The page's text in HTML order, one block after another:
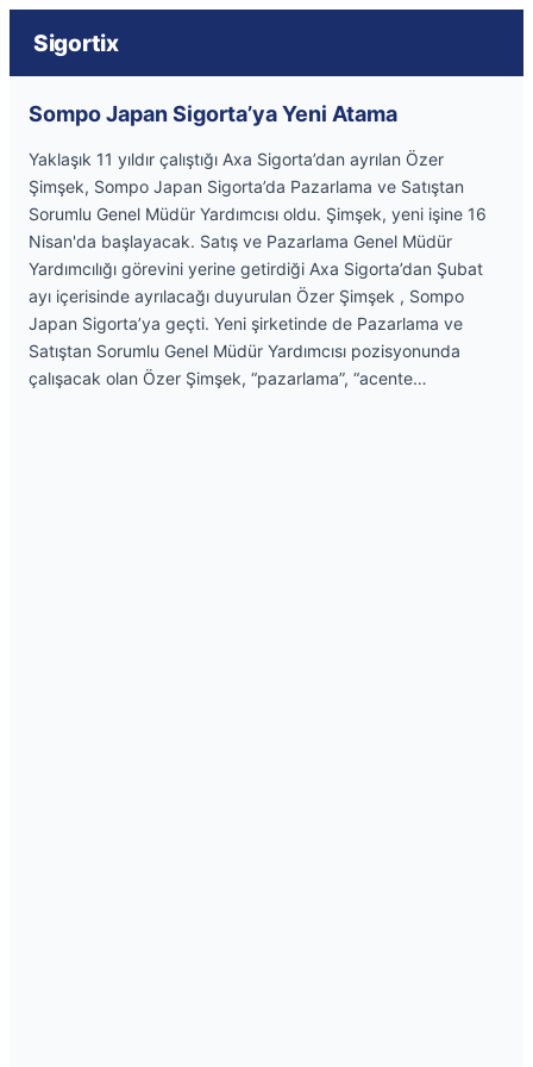
Sigortix
Sompo Japan Sigorta’ya Yeni Atama
Yaklaşık 11 yıldır çalıştığı Axa Sigorta’dan ayrılan Özer
Şimşek, Sompo Japan Sigorta’da Pazarlama ve Satıştan
Sorumlu Genel Müdür Yardımcısı oldu. Şimşek, yeni işine 16
Nisan'da başlayacak. Satış ve Pazarlama Genel Müdür
Yardımcılığı görevini yerine getirdiği Axa Sigorta’dan Şubat
ayı içerisinde ayrılacağı duyurulan Özer Şimşek , Sompo
Japan Sigorta’ya geçti. Yeni şirketinde de Pazarlama ve
Satıştan Sorumlu Genel Müdür Yardımcısı pozisyonunda
çalışacak olan Özer Şimşek, “pazarlama”, “acente…